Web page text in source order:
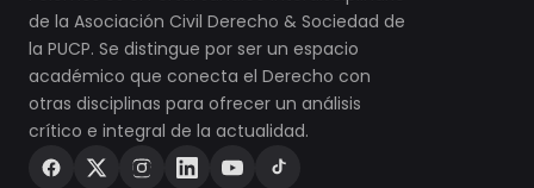
de la Asociación Civil Derecho & Sociedad de
la PUCP. Se distingue por ser un espacio
académico que conecta el Derecho con
otras disciplinas para ofrecer un análisis
crítico e integral de la actualidad.